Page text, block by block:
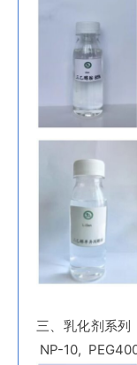
三、乳化剂系
NP-10,